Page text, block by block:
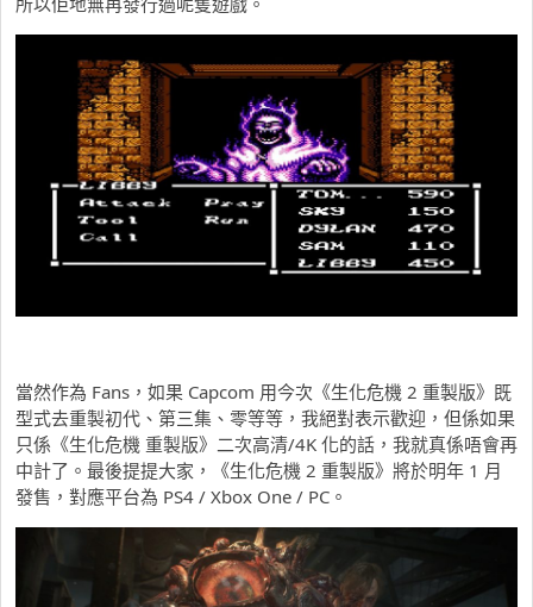
當然作為 Fans，如果 Capcom 用今次《生化危機 2 重製版》既
型式去重製初代、第三集、零等等，我絕對表示歡迎，但係如果
只係《生化危機 重製版》二次高清/4K 化的話，我就真係唔會再
中計了。最後提提大家，《生化危機 2 重製版》將於明年 1 月
發售，對應平台為 PS4 / Xbox One / PC。